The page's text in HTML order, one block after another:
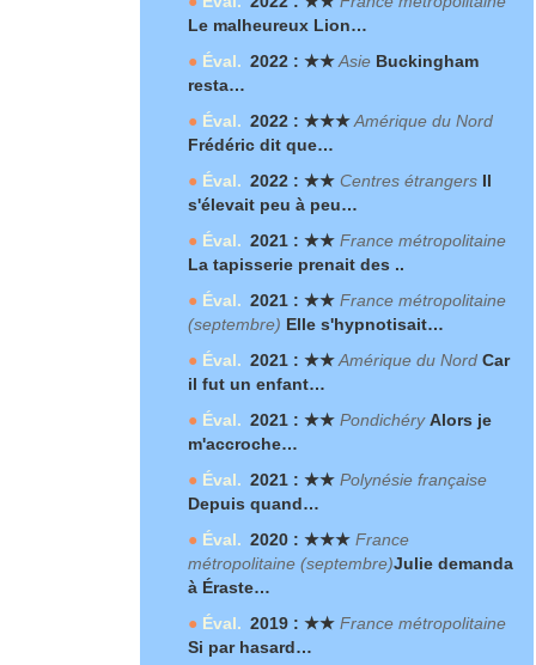
Le malheureux Lion…
● Éval. 2022 : ★★Asie Buckingham
resta…
● Éval. 2022 : ★★★Amérique du Nord
Frédéric dit que…
● Éval. 2022 : ★★ Centres étrangers Il
s'élevait peu à peu…
● Éval. 2021 : ★★ France métropolitaine
La tapisserie prenait des ..
● Éval. 2021 : ★★ France métropolitaine
(septembre) Elle s'hypnotisait…
● Éval. 2021 : ★★Amérique du Nord Car
il fut un enfant…
● Éval. 2021 : ★★ PondichéryAlors je
m'accroche…
● Éval. 2021 : ★★ Polynésie française
Depuis quand…
● Éval. 2020 : ★★★ France
métropolitaine (septembre)Julie demanda
à Éraste…
● Éval. 2019 : ★★ France métropolitaine
Si par hasard…